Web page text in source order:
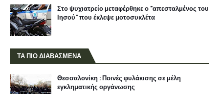
Στο ψυχιατρείο μεταφέρθηκε ο "απεσταλμένος του
Ιησού" που έκλεψε μοτοσυκλέτα
ΤΑ ΠΙΟ ΔΙΑΒΑΣΜΕΝΑ
Θεσσαλονίκη : Ποινές φυλάκισης σε μέλη
εγκληματικής οργάνωσης